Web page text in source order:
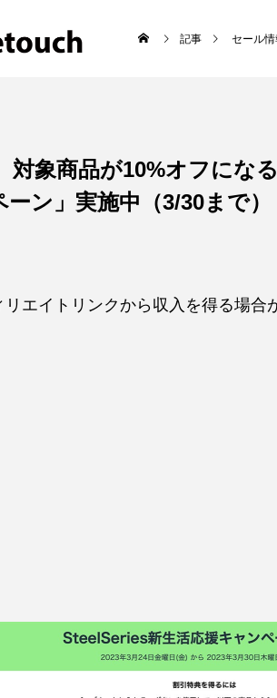
記事 セール情
対象商品が10%オフにな
ン」実施中（3/30まで）
エイトリンクから収入を得る場合